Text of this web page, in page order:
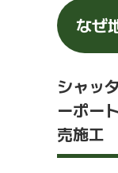
なぜ
シャッ
ーポー
売施工